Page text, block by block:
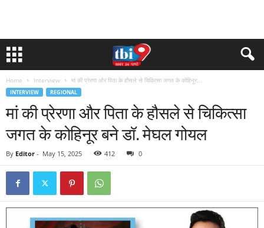
Home Interview मां की प्रेरणा और पिता के हौसले से चिकित्सा जगत के कोहिनूर...
INTERVIEW REGIONAL
मां की प्रेरणा और पिता के हौसले से चिकित्सा
जगत के कोहिनूर बने डॉ. मेघल गोयल
By Editor - May 15, 2025 412 0